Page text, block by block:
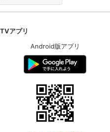
アプリ
Android版アプリ